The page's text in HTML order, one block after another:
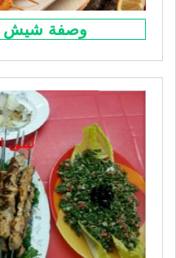
وصفة شيش